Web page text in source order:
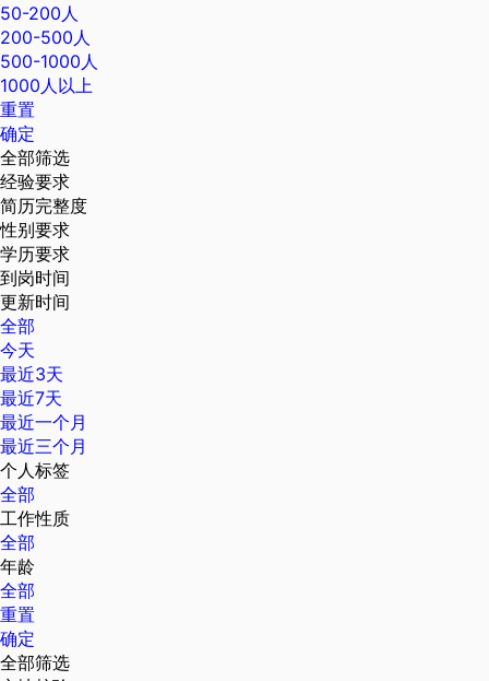
50-200人
200-500人
500-1000人
1000人以上
重置
确定
全部筛选
经验要求
简历完整度
性别要求
学历要求
到岗时间
更新时间
全部
今天
最近3天
最近7天
最近一个月
最近三个月
个人标签
全部
工作性质
全部
年龄
全部
重置
确定
全部筛选